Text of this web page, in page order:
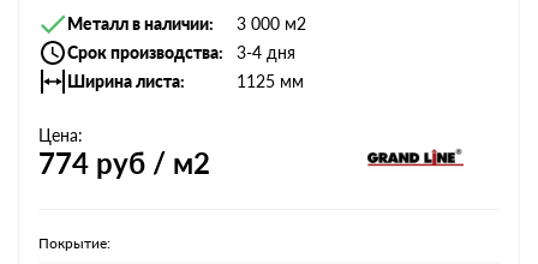
Металл в наличии
3 000 м2
Срок производства
3-4 дня
Ширина листа
1125 мм
Цена:
774 руб / м2
Покрытие: